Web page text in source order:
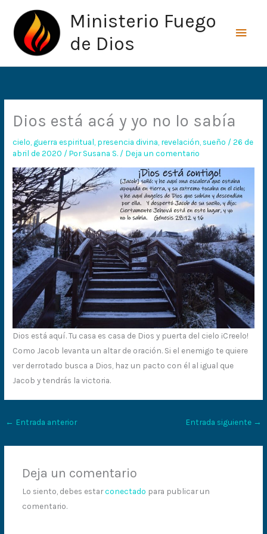
contenido
Ministerio Fuego
de Dios
Dios está acá y yo no lo sabía
cielo guerra espiritual presencia divina revelación sueño /26 de
abril de 2020 / PorSusana S. / Deja un comentario
Dios está aquí. Tu casa es casa de Dios y puerta del cielo ¡Creelo!
Como Jacob levanta un altar de oración. Si el enemigo te quiere
ver derrotado busca a Dios, haz un pacto con él al igual que
Jacob y tendrás la victoria.
← Entrada anterior Entrada siguiente →
Deja un comentario
Lo siento, debes estarconectado para publicar un
comentario.